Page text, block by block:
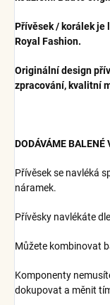
Přívěsek / korálek je
Royal Fashion.
Originální design
zpracování, kvalitní
DODÁVÁME BALENÉ
Přívěsek se navléká
náramek.
Přívěsky navlékáte
Můžete kombinovat
Komponenty
dokupovat a měnit